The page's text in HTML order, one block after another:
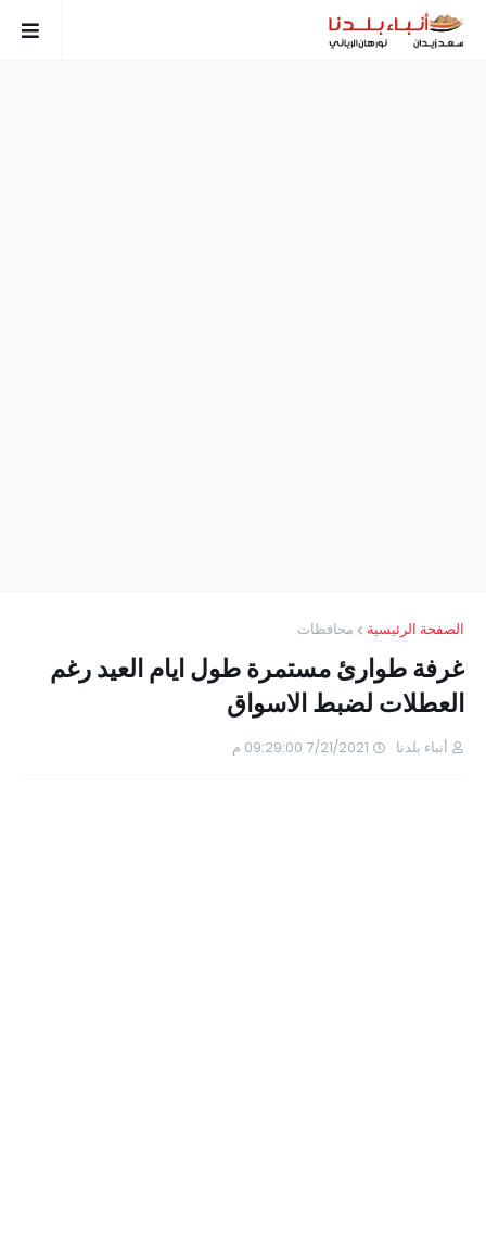
الصفحة الرئيسية محافظات
غرفة طوارئ مستمرة طول ايام العيد رغم
العطلات لضبط الاسواق
أنباء بلدنا 7/21/2021 09:29:00 م